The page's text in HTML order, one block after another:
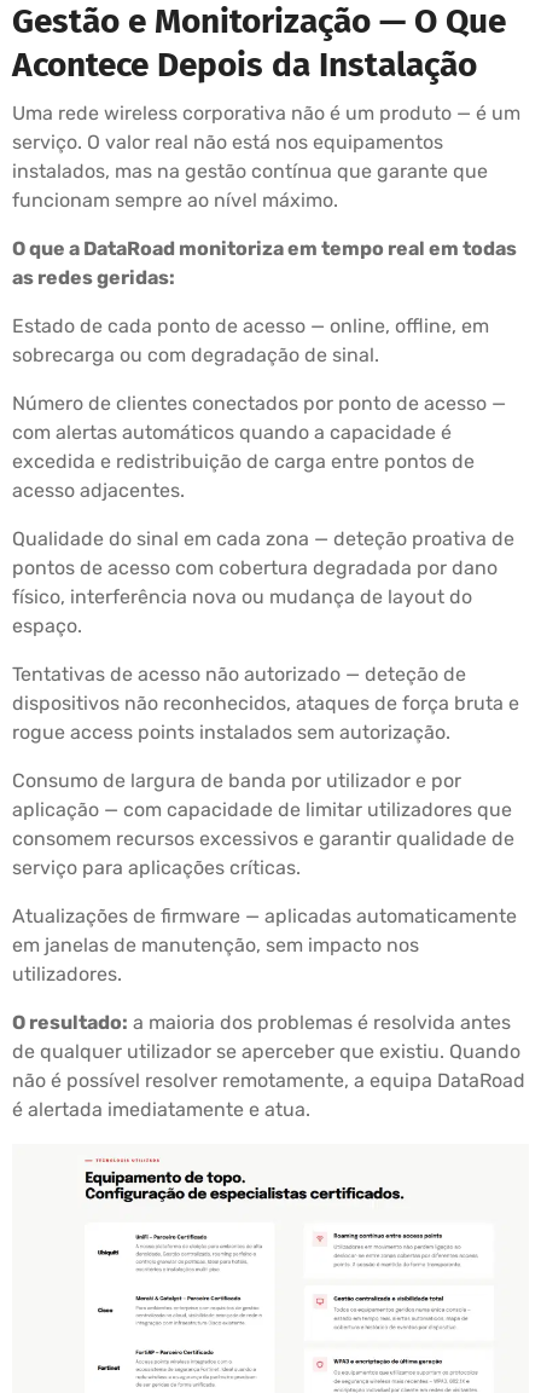
Gestão e Monitorização — O Que
Acontece Depois da Instalação
Uma rede wireless corporativa não é um produto — é um
serviço. O valor real não está nos equipamentos
instalados, mas na gestão contínua que garante que
funcionam sempre ao nível máximo.
O que a DataRoad monitoriza em tempo real em todas
as redes geridas:
Estado de cada ponto de acesso — online, offline, em
sobrecarga ou com degradação de sinal.
Número de clientes conectados por ponto de acesso —
com alertas automáticos quando a capacidade é
excedida e redistribuição de carga entre pontos de
acesso adjacentes.
Qualidade do sinal em cada zona — deteção proativa de
pontos de acesso com cobertura degradada por dano
físico, interferência nova ou mudança de layout do
espaço.
Tentativas de acesso não autorizado — deteção de
dispositivos não reconhecidos, ataques de força bruta e
rogue access points instalados sem autorização.
Consumo de largura de banda por utilizador e por
aplicação — com capacidade de limitar utilizadores que
consomem recursos excessivos e garantir qualidade de
serviço para aplicações críticas.
Atualizações de firmware — aplicadas automaticamente
em janelas de manutenção, sem impacto nos
utilizadores.
O resultado: a maioria dos problemas é resolvida antes
de qualquer utilizador se aperceber que existiu. Quando
não é possível resolver remotamente, a equipa DataRoad
é alertada imediatamente e atua.